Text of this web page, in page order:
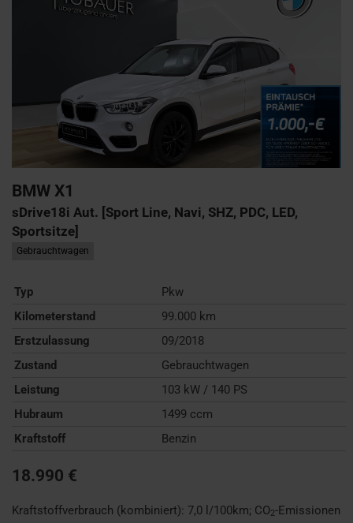
BMW X1
sDrive18i Aut. [Sport Line, Navi, SHZ, PDC, LED,
Sportsitze]
Gebrauchtwagen
Typ
Pkw
Kilometerstand
99.000 km
Erstzulassung
09/2018
Zustand
Gebrauchtwagen
Leistung
103 kW / 140 PS
Hubraum
1499 ccm
Kraftstoff
Benzin
18.990 €
Kraftstoffverbrauch (kombiniert): 7,0 l/100km; CO2-Emissionen